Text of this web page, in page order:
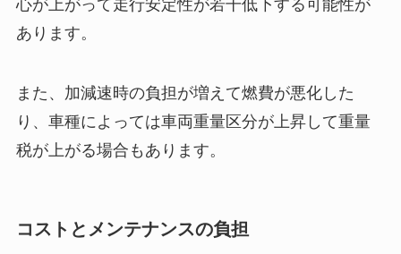
心が上がって走行安定性が若干低下する可能性が
あります。
また、加減速時の負担が増えて燃費が悪化した
り、車種によっては車両重量区分が上昇して重量
税が上がる場合もあります。
コストとメンテナンスの負担